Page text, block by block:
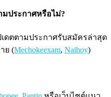
มประกาศหรือไม่?
ดตตามประกาศรับสมัครล่าสุด
ย (Mechokeexam, Naihoy)